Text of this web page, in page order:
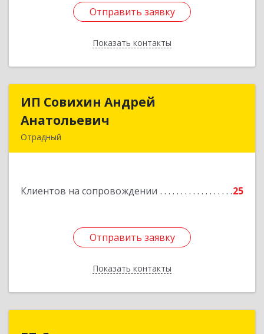
Отправить заявку
Показать контакты
Отправить заявку
Назад
ИП Совихин Андрей
Анатольевич
Отрадный
Клиентов на сопровождении 25
Отправить заявку
Показать контакты
ИП Совихин Андрей
Подробнее
Отправить заявку
Назад